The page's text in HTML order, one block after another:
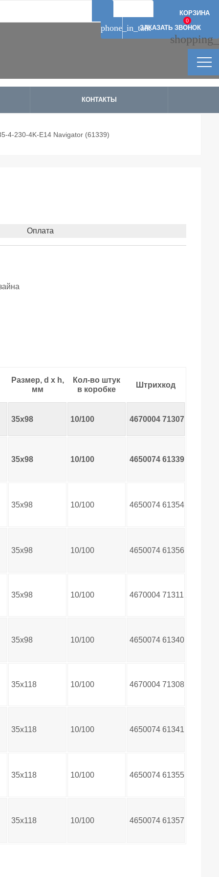
phone_in_talkЗАКАЗАТЬ ЗВОНОК
КОНТАКТЫ
КОРЗИНА
0
4-230-4K-E14 Navigator (61339)
Оплата
Размер, d х h,
мм
Кол-во штук
в коробке
Штрихкод
35х98 10/100 4670004 71307
35х98 10/100 4650074 61339
35х98 10/100 4650074 61354
35х98 10/100 4650074 61356
35х98 10/100 4670004 71311
35х98 10/100 4650074 61340
35х118 10/100 4670004 71308
35х118 10/100 4650074 61341
35х118 10/100 4650074 61355
35х118 10/100 4650074 61357